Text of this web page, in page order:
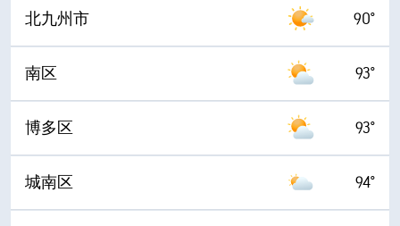
北九州市 90°
南区 93°
博多区 93°
城南区 94°